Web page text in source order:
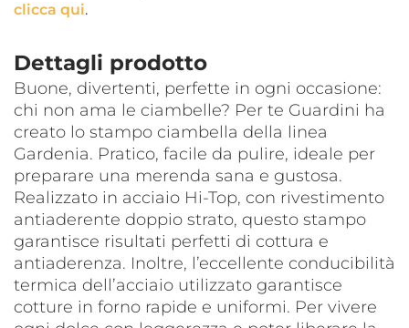
clicca qui.
Dettagli prodotto
Buone, divertenti, perfette in ogni occasione:
chi non ama le ciambelle? Per te Guardini ha
creato lo stampo ciambella della linea
Gardenia. Pratico, facile da pulire, ideale per
preparare una merenda sana e gustosa.
Realizzato in acciaio Hi-Top, con rivestimento
antiaderente doppio strato, questo stampo
garantisce risultati perfetti di cottura e
antiaderenza. Inoltre, l’eccellente conducibilità
termica dell’acciaio utilizzato garantisce
cotture in forno rapide e uniformi. Per vivere